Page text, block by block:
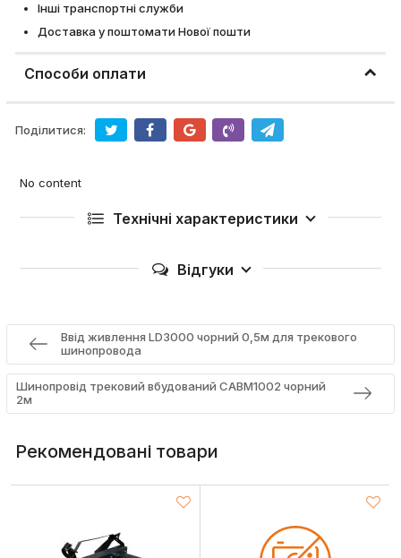
Інші транспортні служби
Доставка у поштомати Нової пошти
Способи оплати
Поділитися:
No content
Технічні характеристики
Відгуки
Ввід живлення LD3000 чорний 0,5м для трекового
шинопровода
Шинопровід трековий вбудований CABM1002 чорний
2м
Рекомендовані товари